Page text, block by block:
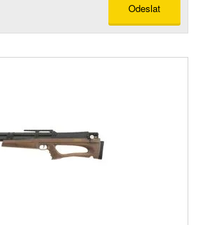
Odeslat